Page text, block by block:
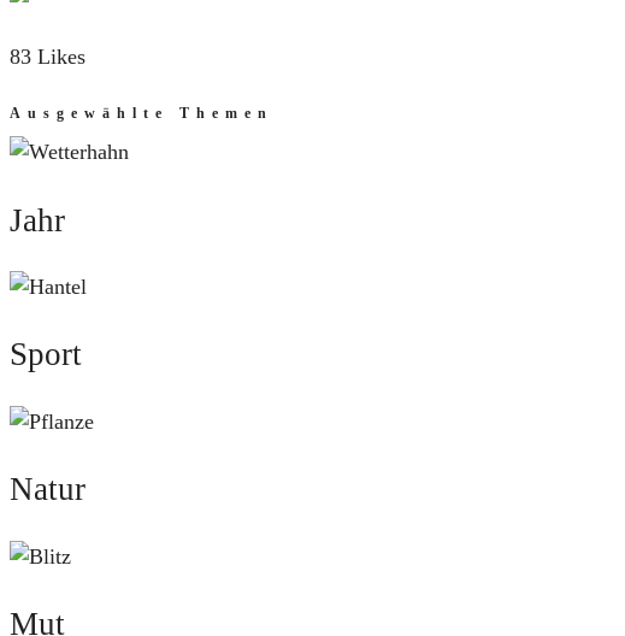
83 Likes
Ausgewählte Themen
Jahr
Jahr
Sport
Sport
Natur
Natur
Mut
Mut